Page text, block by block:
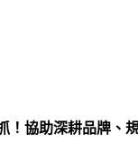
協助深耕品牌、